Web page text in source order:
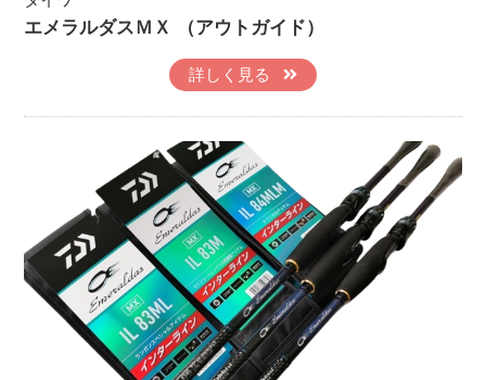
エメラルダスＭＸ （アウトガイド）
詳しく見る